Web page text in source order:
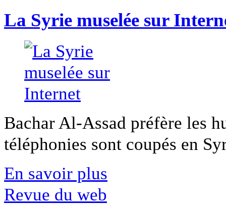
La Syrie muselée sur
Bachar Al-Assad préfère les
téléphonies sont coupés en
En savoir plus
Revue du web